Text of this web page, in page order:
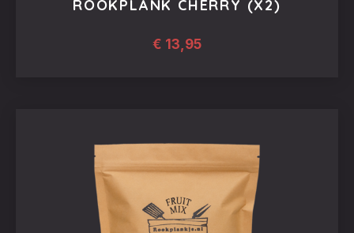
ROOKPLANK CHERRY (X2)
€ 13,95